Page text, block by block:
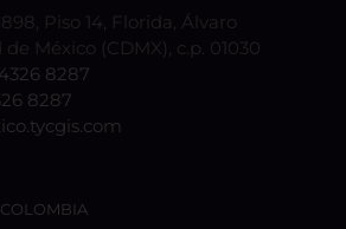
Piso 14, Florida, Álvaro
México (CDMX), c.p. 01030
8287
8287
COLOMBIA